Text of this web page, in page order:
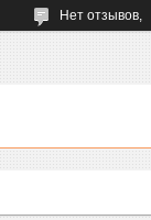
Нет отзывов,